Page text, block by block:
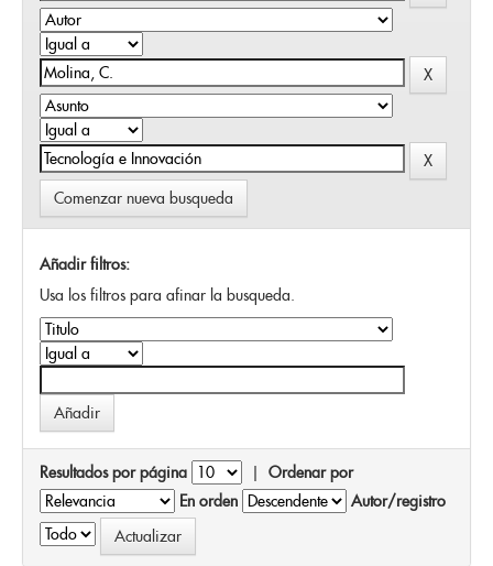
Comenzar nueva busqueda
Añadir filtros:
Usa los filtros para afinar la busqueda.
Resultados por página | Ordenar por
En orden
Autor/registro